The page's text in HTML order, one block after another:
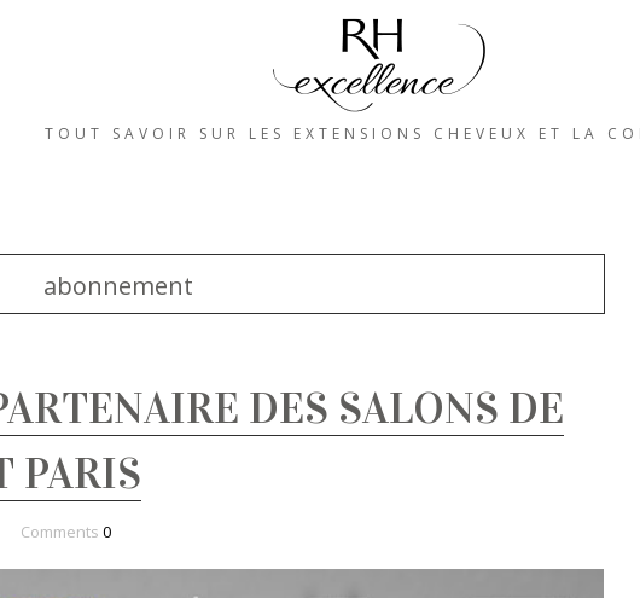
TOUT SAVOIR SUR LES EXTENSIONS CHEVEUX ET LA
abonnement
DES SALONS DE
PARIS
Comments 0